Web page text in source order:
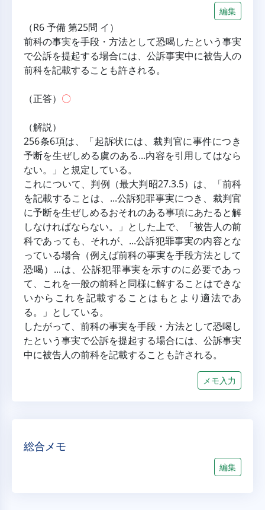
編集
（R6 予備 第25問 イ）
前科の事実を手段・方法として恐喝したという事実
で公訴を提起する場合には、公訴事実中に被告人の
前科を記載することも許される。
（正答） 〇
（解説）
256条6項は、「起訴状には、裁判官に事件につき
予断を生ぜしめる虞のある...内容を引用してはなら
ない。」と規定している。
これについて、判例（最大判昭27.3.5）は、「前科
を記載することは、...公訴犯罪事実につき、裁判官
に予断を生ぜしめるおそれのある事項にあたると解
しなければならない。」とした上で、「被告人の前
科であっても、それが、...公訴犯罪事実の内容とな
っている場合（例えば前科の事実を手段方法として
恐喝）...は、公訴犯罪事実を示すのに必要であっ
て、これを一般の前科と同様に解することはできな
いからこれを記載することはもとより適法であ
る。」としている。
したがって、前科の事実を手段・方法として恐喝し
たという事実で公訴を提起する場合には、公訴事実
中に被告人の前科を記載することも許される。
メモ入力
総合メモ
編集